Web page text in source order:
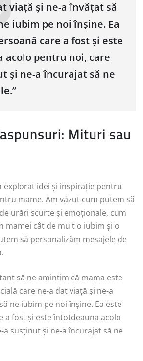
viață și ne-a învățat să
iubim pe noi înșine. Ea
care a fost și este
acolo pentru noi, care
și ne-a încurajat să ne
Mituri sau
explorat idei și inspirație pentru
mame. Am văzut cum putem să
urări scurte și emoționale, cum
mamei cât de mult o iubim și o
să personalizăm mesajele de
să ne amintim că mama este
care ne-a dat viață și ne-a
ne iubim pe noi înșine. Ea este
a fost și este întotdeauna acolo
susținut și ne-a încurajat să ne